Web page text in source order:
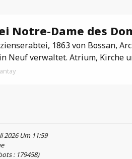
Notre-Dame des
1863 von Bossan,
Neuf verwaltet. Atrium, Kirche
2026 Um 11:59
: 179458)